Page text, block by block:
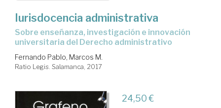
Iurisdocencia administrativa
sobre enseñanza, investigación e innovación
universitaria del Derecho administrativo
Fernando Pablo, Marcos M.
Ratio Legis. Salamanca, 2017
24,50 €